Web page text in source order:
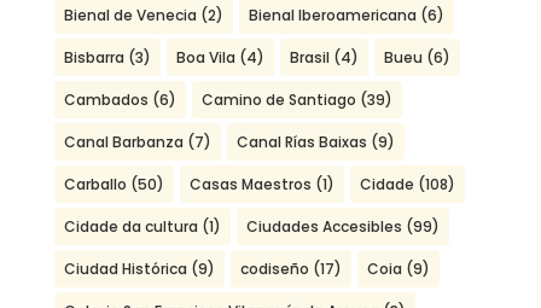
Bienal de Venecia (2) Bienal Iberoamericana (6)
Bisbarra (3) Boa Vila (4) Brasil (4) Bueu (6)
Cambados (6) Camino de Santiago (39)
Canal Barbanza (7) Canal Rías Baixas (9)
Carballo (50) Casas Maestros (1) Cidade (108)
Cidade da cultura (1) Ciudades Accesibles (99)
Ciudad Histórica (9) codiseño (17) Coia (9)